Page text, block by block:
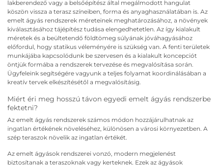
lakberendező vagy a belsőépítész által megálmodott hangulat
köszön vissza a terasz színeiben, forma és anyaghasználatában is. Az
emelt ágyás rendszerek méreteinek meghatározásához, a növények
kiválasztásához tájépítész tudása elengedhetetlen. Az így kialakult
méretek és a beültetendő földtömeg súlyának jóváhagyásához
előfordul, hogy statikus véleményére is szükség van. A fenti területek
munkájába kapcsolódunk be szervesen és a kialakult koncepciót
öntjük formába a rendszerek tervezése és megvalósítása során.
Ügyfeleink segítségére vagyunk a teljes folyamat koordinálásában a
kreatív tervek elkészítésétől a megvalósításig.
Miért éri meg hosszú távon egyedi emelt ágyás rendszerbe
fektetni?
Az emelt ágyás rendszerek számos módon hozzájárulhatnak az
ingatlan értékének növeléséhez, különösen a városi környezetben. A
szép teraszok növelik az ingatlan értékét.
Az emelt ágyások rendszerei vonzó, modern megjelenést
biztosítanak a teraszoknak vagy kerteknek. Ezek az ágyások